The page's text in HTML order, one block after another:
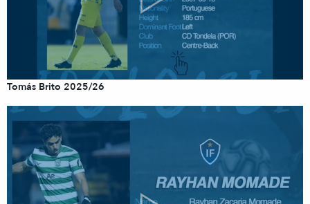
Tomás Brito 2025/26